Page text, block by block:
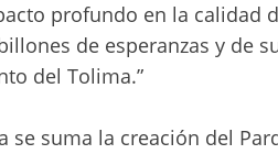
profundo en la calidad
de esperanzas y de
del Tolima.”
se suma la creación del